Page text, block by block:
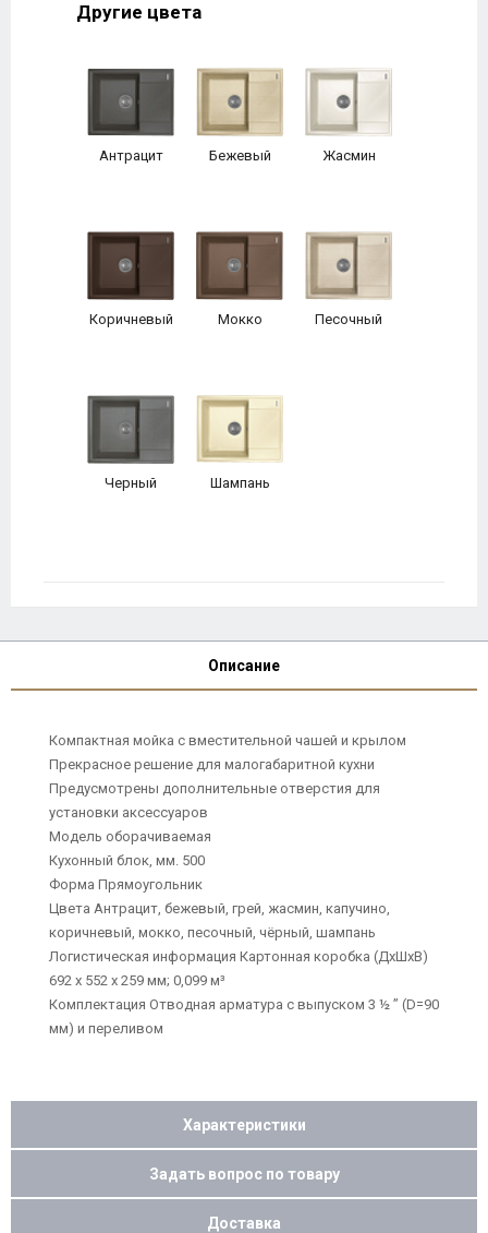
Другие цвета
Антрацит Бежевый Жасмин
Коричневый Мокко Песочный
Черный Шампань
Описание
Компактная мойка с вместительной чашей и крылом
Прекрасное решение для малогабаритной кухни
Предусмотрены дополнительные отверстия для
установки аксессуаров
Модель оборачиваемая
Кухонный блок, мм. 500
Форма Прямоугольник
Цвета Антрацит, бежевый, грей, жасмин, капучино,
коричневый, мокко, песочный, чёрный, шампань
Логистическая информация Картонная коробка (ДхШхВ)
692 х 552 х 259 мм; 0,099 м³
Комплектация Отводная арматура с выпуском 3 ½ ” (D=90
мм) и переливом
Характеристики
Задать вопрос по товару
Доставка